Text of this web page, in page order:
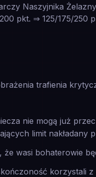
Naszyjnika
pkt. ⇒ 125/175/250
trafienia
nie mogą już
limit nakładany
że wasi bohaterowie
korzystali